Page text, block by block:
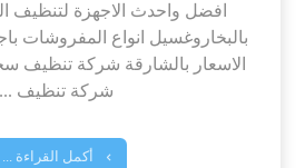
افضل واحدث الاجهزة لتنظيف
بالبخاروغسيل انواع المفروشات
الاسعار بالشارقة شركة تنظيف
شركة تنظيف ...
أكمل القراءة ...